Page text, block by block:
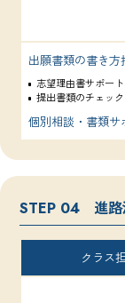
出願書類の書き方
志望理由書サポート
提出書類のチェック
個別相談・書類サ
STEP 04進路
クラス